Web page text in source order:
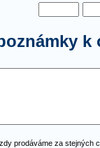
k
prodáváme za stejných